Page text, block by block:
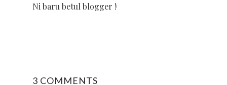
Ni baru betul blogger !
3 COMMENTS